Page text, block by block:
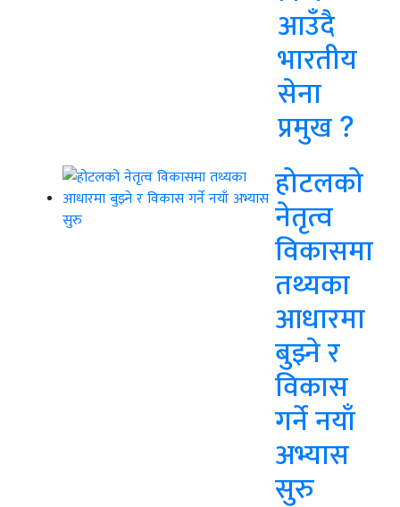
आउँदै
भारतीय
सेना
प्रमुख ?
होटलको
नेतृत्व
विकासमा
तथ्यका
आधारमा
बुझ्ने र
विकास
गर्ने नयाँ
अभ्यास
सुरु